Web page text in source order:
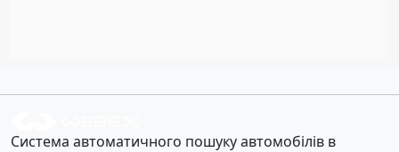
Система автоматичного пошуку автомобілів в